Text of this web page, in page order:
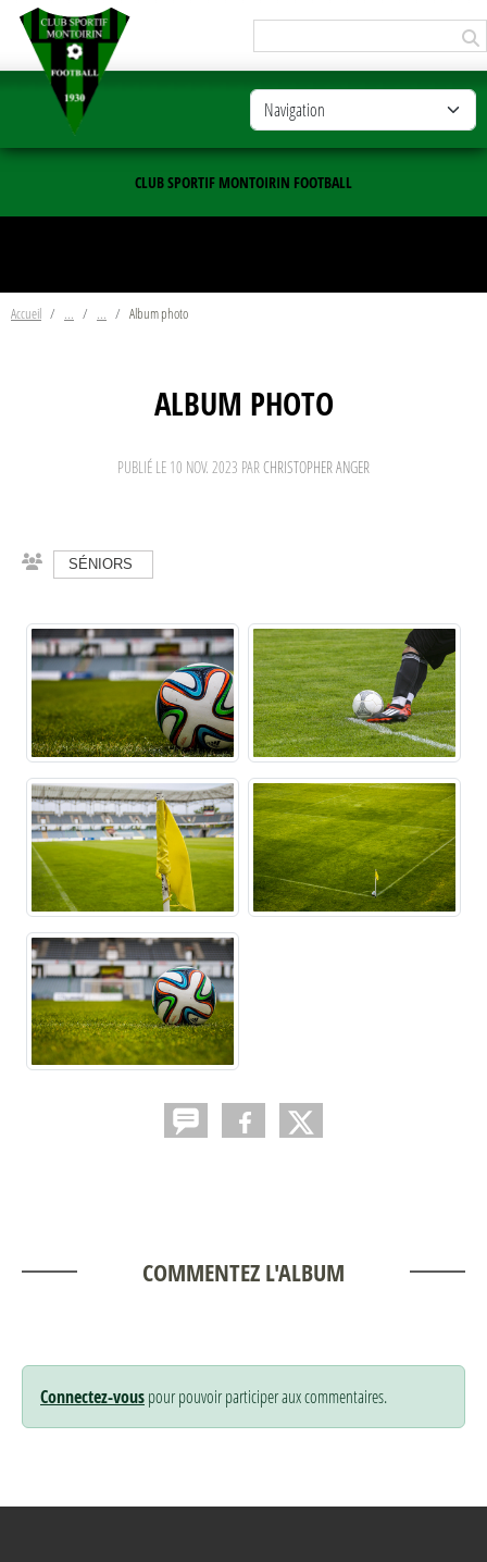
CLUB SPORTIF MONTOIRIN FOOTBALL
Accueil Album photo
ALBUM PHOTO
PUBLIÉ LE 10 NOV. 2023 PARCHRISTOPHER ANGER
SÉNIORS
COMMENTEZ L'ALBUM
Connectez-vouspour pouvoir participer aux commentaires.
Panneau de gestion des cookies